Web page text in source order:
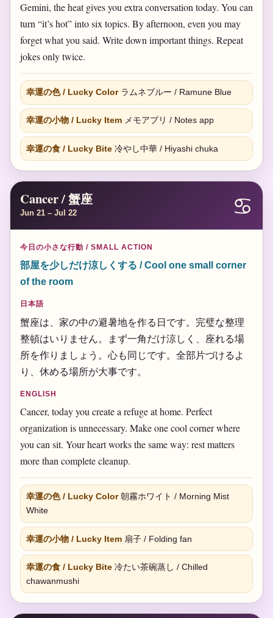
Gemini, the heat gives you extra conversation today. You can
turn “it’s hot” into six topics. By afternoon, even you may
forget what you said. Write down important things. Repeat
jokes only twice.
幸運の色 / Lucky Colorラムネブルー / Ramune Blue
幸運の小物 / Lucky Itemメモアプリ / Notes app
幸運の食 / Lucky Bite冷やし中華 / Hiyashi chuka
Cancer / 蟹座
Jun 21 – Jul 22 ♋
今日の小さな行動 / SMALL ACTION
部屋を少しだけ涼しくする / Cool one small corner
of the room
日本語
蟹座は、家の中の避暑地を作る日です。完璧な整理
整頓はいりません。まず一角だけ涼しく、座れる場
所を作りましょう。心も同じです。全部片づけるよ
り、休める場所が大事です。
ENGLISH
Cancer, today you create a refuge at home. Perfect
organization is unnecessary. Make one cool corner where
you can sit. Your heart works the same way: rest matters
more than complete cleanup.
幸運の色 / Lucky Color朝霧ホワイト / Morning Mist
White
幸運の小物 / Lucky Item扇子 / Folding fan
幸運の食 / Lucky Bite冷たい茶碗蒸し / Chilled
chawanmushi